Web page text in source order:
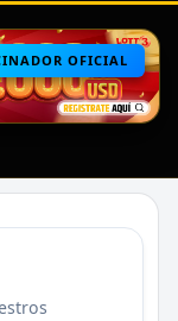
OFICIAL